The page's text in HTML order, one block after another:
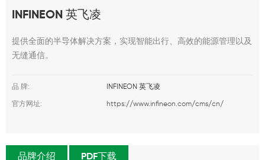
INFINEON 英飞凌
提供全面的半导体解决方案，实现智能出行、高效的能源管理以及
无缝通信。
品 牌: INFINEON 英飞凌
官方网址: https://www.infineon.com/cms/cn/
品牌介绍 PDF下载